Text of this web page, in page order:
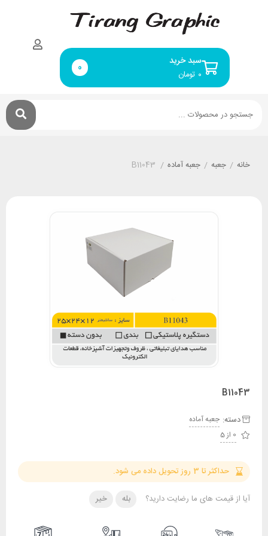
سبد خرید
تومان ۰ 0
خانه / جعبه / جعبه آماده /
B11043
B11043
دسته: جعبه آماده
0 از 5
حداکثر تا 3 روز تحویل داده می شود.
آیا از قیمت های ما رضایت دارید؟ بله خیر